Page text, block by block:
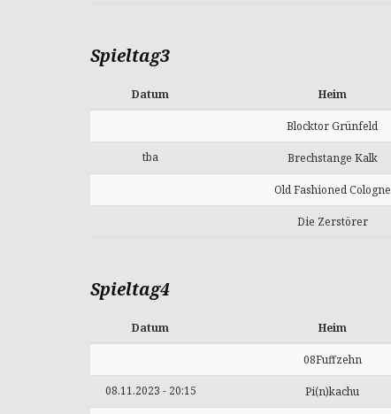
Spieltag3
Datum Heim
Blocktor Grünfeld
tba Brechstange Kalk
Old Fashioned Cologne
Die Zerstörer
Spieltag4
Datum Heim
08Fuffzehn
08.11.2023 - 20:15 Pi(n)kachu